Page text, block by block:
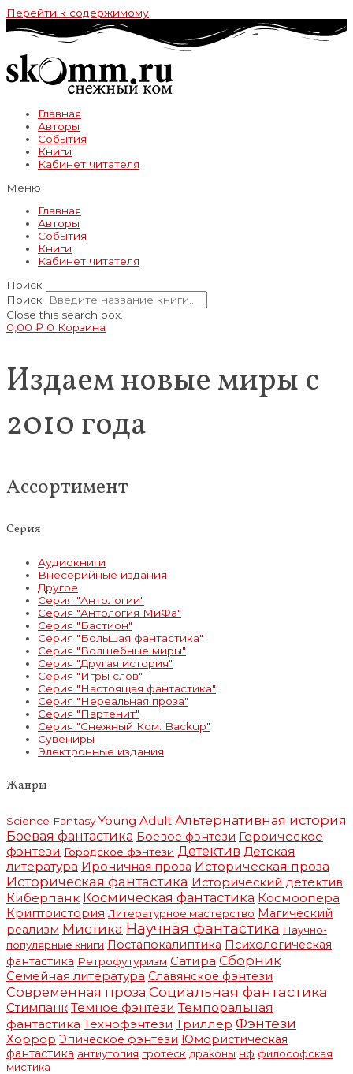
Перейти к содержимому
Главная
Авторы
События
Книги
Кабинет читателя
Меню
Главная
Авторы
События
Книги
Кабинет читателя
Поиск
Поиск
Close this search box.
0,00 ₽ 0 Корзина
Издаем новые миры с
2010 года
Ассортимент
Серия
Аудиокниги
Внесерийные издания
Другое
Серия "Антологии"
Серия "Антология МиФа"
Серия "Бастион"
Серия "Большая фантастика"
Серия "Волшебные миры"
Серия "Другая история"
Серия "Игры слов"
Серия "Настоящая фантастика"
Серия "Нереальная проза"
Серия "Партенит"
Серия "Снежный Ком: Backup"
Сувениры
Электронные издания
Жанры
Science Fantasy Young Adult Альтернативная история
Боевая фантастика Боевое фэнтези Героическое
фэнтези Городское фэнтези Детектив Детская
литература Ироничная проза Историческая проза
Историческая фантастика Исторический детектив
Киберпанк Космическая фантастика Космоопера
Криптоистория Литературное мастерство Магический
реализм Мистика Научная фантастика Научно-
популярные книги Постапокалиптика Психологическая
фантастика Ретрофутуризм Сатира Сборник
Семейная литература Славянское фэнтези
Современная проза Социальная фантастика
Стимпанк Темное фэнтези Темпоральная
фантастика Технофэнтези Триллер Фэнтези
Хоррор Эпическое фэнтези Юмористическая
фантастика антиутопия гротеск драконы нф философская
мистика